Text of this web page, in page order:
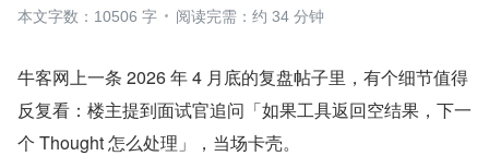
本文字数：10506 字
阅读完需：约 34 分钟
牛客网上一条 2026 年 4 月底的复盘帖子里，有个细节值得
反复看：楼主提到面试官追问「如果工具返回空结果，下一
个 Thought 怎么处理」，当场卡壳。